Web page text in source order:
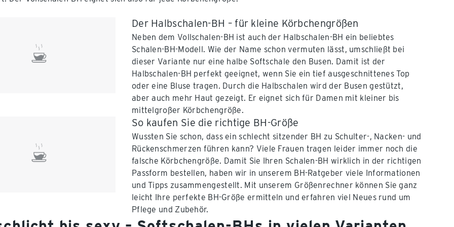
Der Halbschalen-BH – für kleine Körbchengrößen
Neben dem Vollschalen-BH ist auch der Halbschalen-BH ein beliebtes
Schalen-BH-Modell. Wie der Name schon vermuten lässt, umschließt bei
dieser Variante nur eine halbe Softschale den Busen. Damit ist der
Halbschalen-BH perfekt geeignet, wenn Sie ein tief ausgeschnittenes Top
oder eine Bluse tragen. Durch die Halbschalen wird der Busen gestützt,
aber auch mehr Haut gezeigt. Er eignet sich für Damen mit kleiner bis
mittelgroßer Körbchengröße.
So kaufen Sie die richtige BH-Größe
Wussten Sie schon, dass ein schlecht sitzender BH zu Schulter-, Nacken- und
Rückenschmerzen führen kann? Viele Frauen tragen leider immer noch die
falsche Körbchengröße. Damit Sie Ihren Schalen-BH wirklich in der richtigen
Passform bestellen, haben wir in unserem BH-Ratgeber viele Informationen
und Tipps zusammengestellt. Mit unserem Größenrechner können Sie ganz
leicht Ihre perfekte BH-Größe ermitteln und erfahren viel Neues rund um
Pflege und Zubehör.